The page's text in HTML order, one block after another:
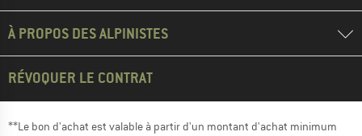
À PROPOS DES ALPINISTES
RÉVOQUER LE CONTRAT
**Le bon d'achat est valable à partir d'un montant d'achat minimum